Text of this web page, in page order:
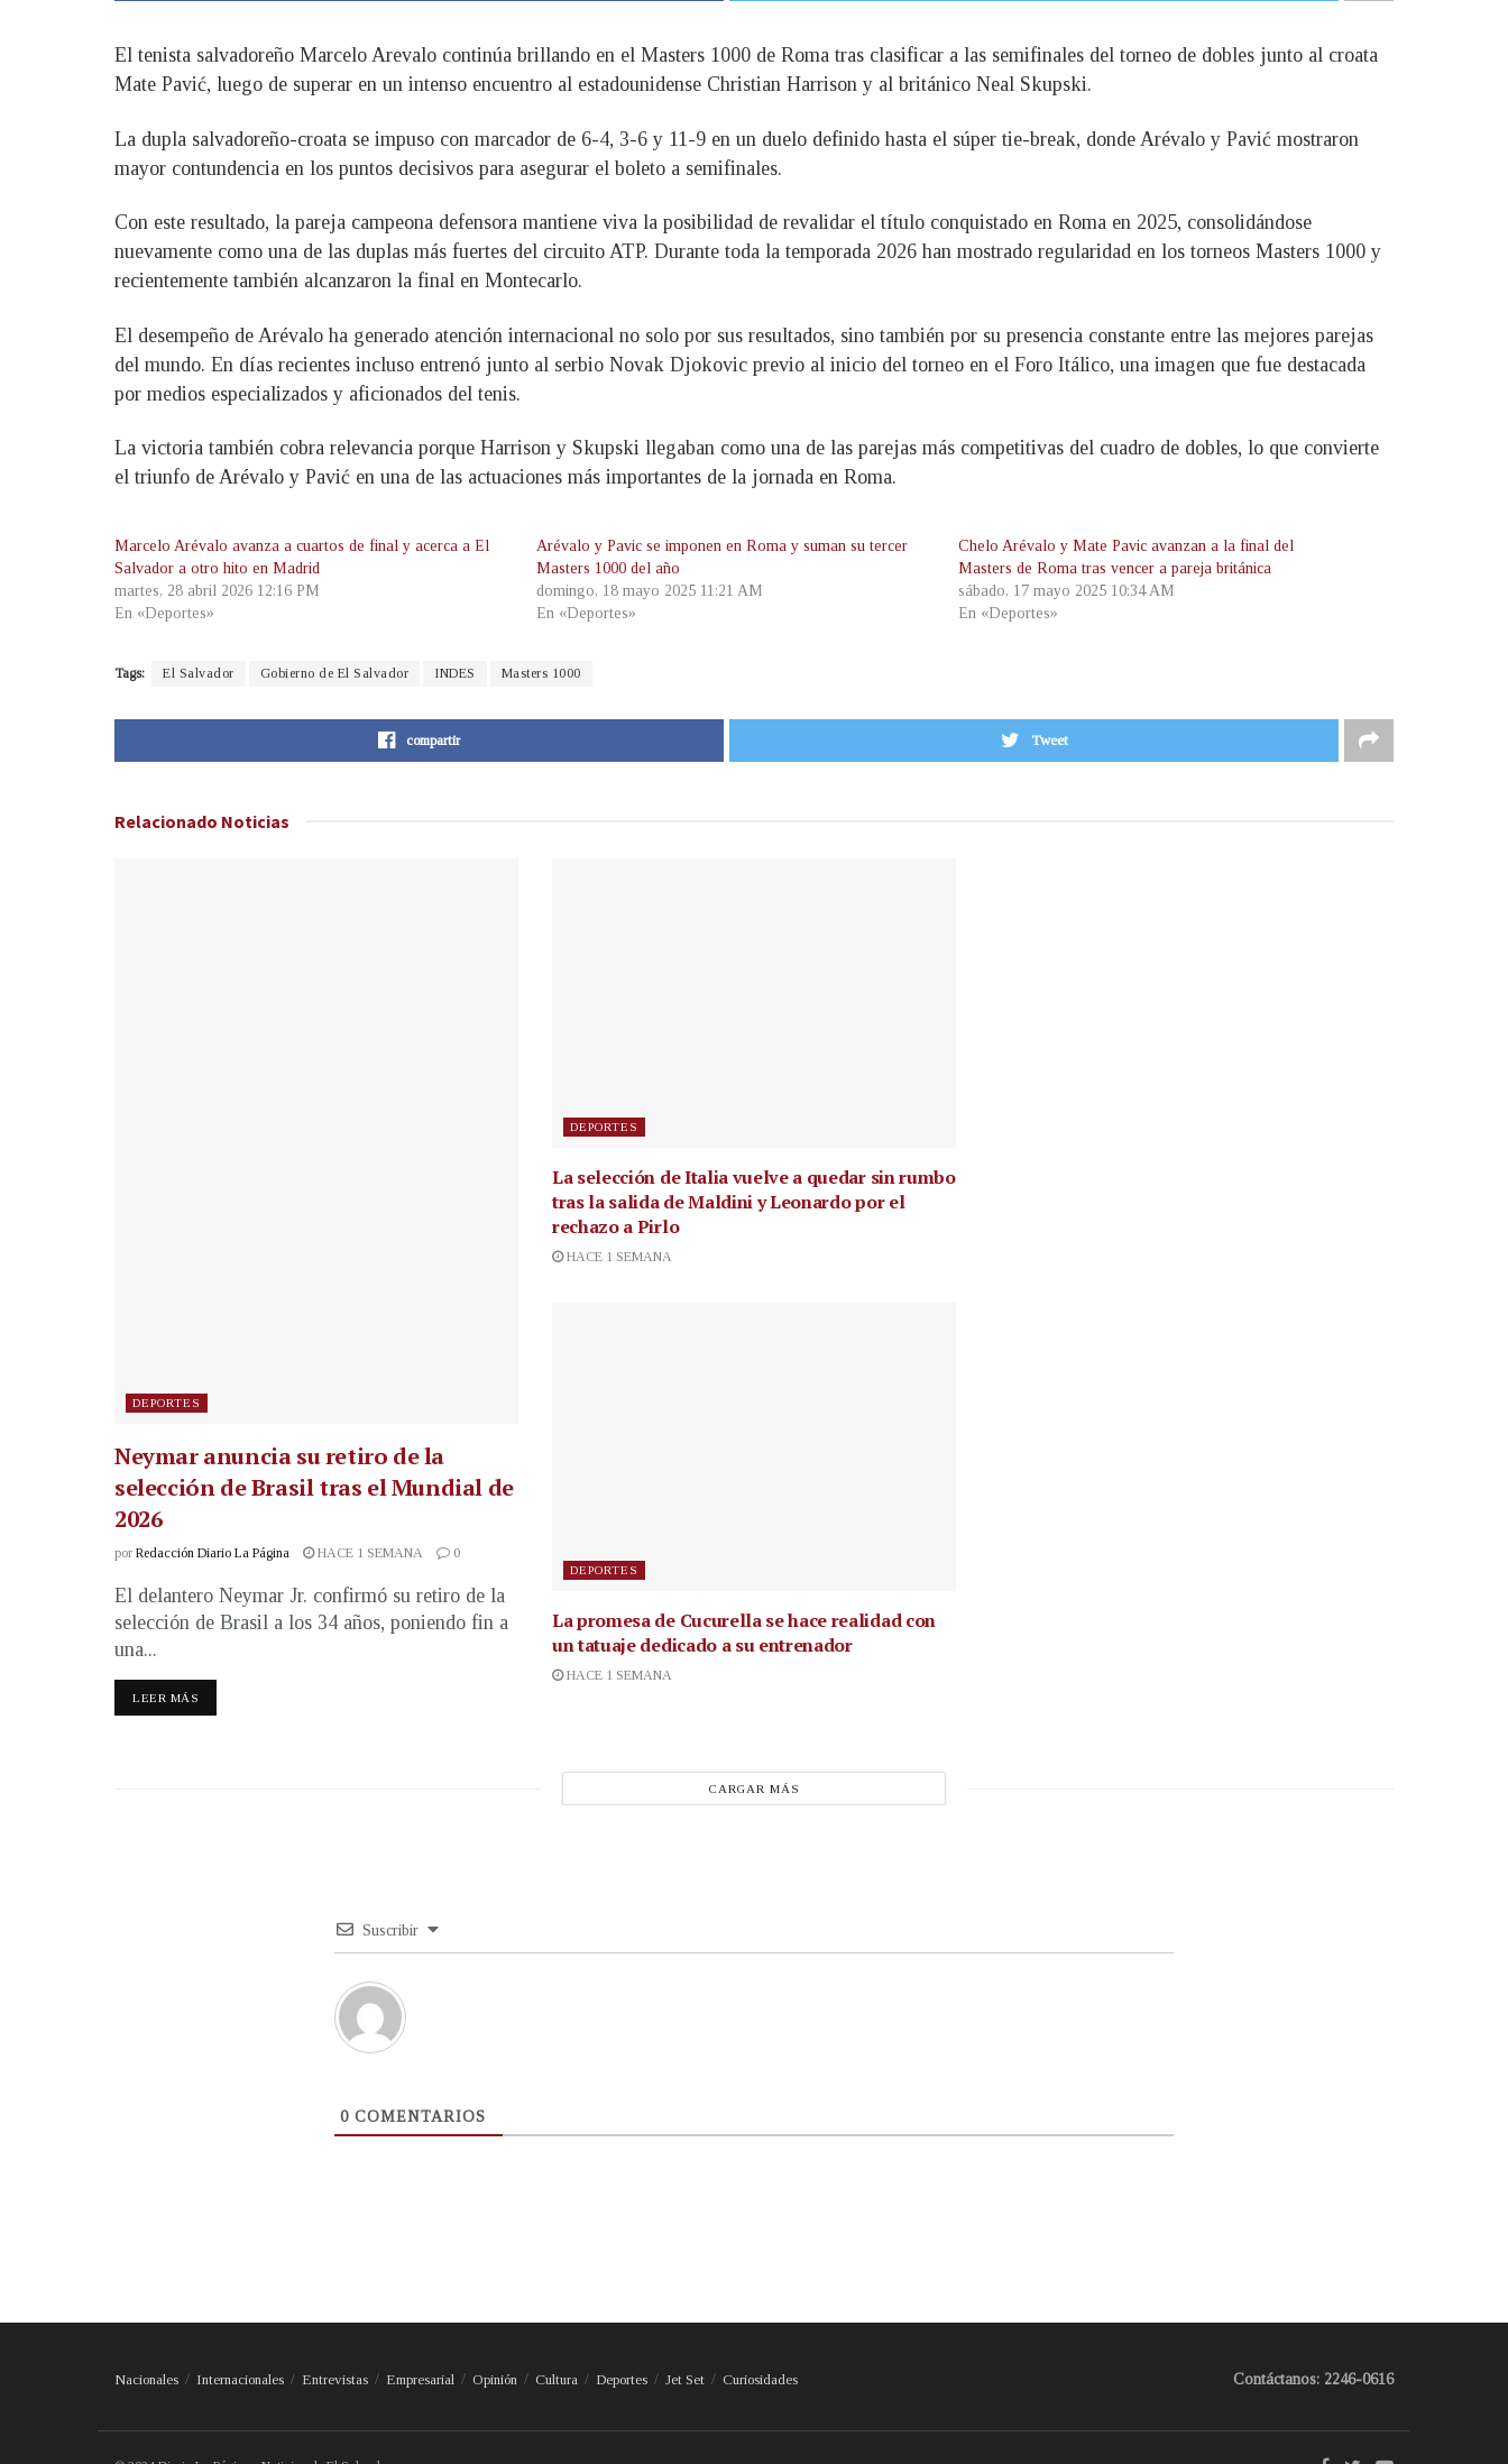
El tenista salvadoreño Marcelo Arevalo continúa brillando en el Masters 1000 de Roma tras clasificar a las semifinales del torneo de dobles junto al croata
Mate Pavić, luego de superar en un intenso encuentro al estadounidense Christian Harrison y al británico Neal Skupski.
La dupla salvadoreño-croata se impuso con marcador de 6-4, 3-6 y 11-9 en un duelo definido hasta el súper tie-break, donde Arévalo y Pavić mostraron
mayor contundencia en los puntos decisivos para asegurar el boleto a semifinales.
Con este resultado, la pareja campeona defensora mantiene viva la posibilidad de revalidar el título conquistado en Roma en 2025, consolidándose
nuevamente como una de las duplas más fuertes del circuito ATP. Durante toda la temporada 2026 han mostrado regularidad en los torneos Masters 1000 y
recientemente también alcanzaron la final en Montecarlo.
El desempeño de Arévalo ha generado atención internacional no solo por sus resultados, sino también por su presencia constante entre las mejores parejas
del mundo. En días recientes incluso entrenó junto al serbio Novak Djokovic previo al inicio del torneo en el Foro Itálico, una imagen que fue destacada
por medios especializados y aficionados del tenis.
La victoria también cobra relevancia porque Harrison y Skupski llegaban como una de las parejas más competitivas del cuadro de dobles, lo que convierte
el triunfo de Arévalo y Pavić en una de las actuaciones más importantes de la jornada en Roma.
Marcelo Arévalo avanza a cuartos de final y acerca a El
Salvador a otro hito en Madrid
martes, 28 abril 2026 12:16 PM
En «Deportes»
Arévalo y Pavic se imponen en Roma y suman su tercer
Masters 1000 del año
domingo, 18 mayo 2025 11:21 AM
En «Deportes»
Chelo Arévalo y Mate Pavic avanzan a la final del
Masters de Roma tras vencer a pareja británica
sábado, 17 mayo 2025 10:34 AM
En «Deportes»
Tags: El Salvador Gobierno de El Salvador INDES Masters 1000
compartir Tweet
Relacionado Noticias
DEPORTES
Neymar anuncia su retiro de la
selección de Brasil tras el Mundial de
2026
por Redacción Diario La Página HACE 1 SEMANA 0
El delantero Neymar Jr. confirmó su retiro de la
selección de Brasil a los 34 años, poniendo fin a
una...
LEER MÁS
DEPORTES
La selección de Italia vuelve a quedar sin rumbo
tras la salida de Maldini y Leonardo por el
rechazo a Pirlo
HACE 1 SEMANA
DEPORTES
La promesa de Cucurella se hace realidad con
un tatuaje dedicado a su entrenador
HACE 1 SEMANA
CARGAR MÁS
Suscribir
0 COMENTARIOS
Nacionales Internacionales Entrevistas Empresarial Opinión Cultura Deportes Jet Set Curiosidades Contáctanos: 2246-0616